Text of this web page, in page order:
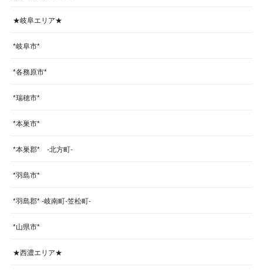
★岐阜エリア★
*岐阜市*
*各務原市*
*瑞穂市*
*本巣市*
*本巣郡* -北方町-
*羽島市*
*羽島郡* -岐南町-笠松町-
*山県市*
★西濃エリア★